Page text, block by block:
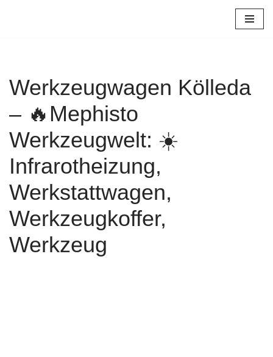
Werkzeugwagen Kölleda
– 🔥Mephisto
Werkzeugwelt: ☀️
Infrarotheizung,
Werkstattwagen,
Werkzeugkoffer,
Werkzeug